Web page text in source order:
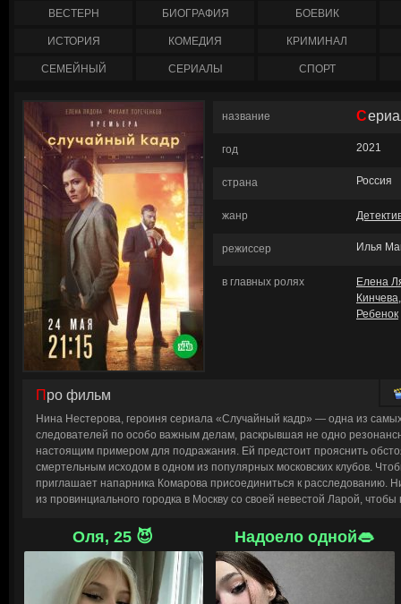
ВЕСТЕРН БИОГРАФИЯ БОЕВИК
ИСТОРИЯ КОМЕДИЯ КРИМИНАЛ
СЕМЕЙНЫЙ СЕРИАЛЫ СПОРТ
название
год 2021
страна Россия
жанр
режиссер Илья
в главных ролях
Елена
Кинчева
Ребенок
Про фильм
Нина Нестерова, героиня сериала «Случайный кадр» — одна из
следователей по особо важным делам, раскрывшая не одно
настоящим примером для подражания. Ей предстоит прояснить
смертельным исходом в одном из популярных московских клубов.
приглашает напарника Комарова присоединиться к расследованию.
из провинциального городка в Москву со своей невестой Ларой,
политической партии. Коллега начинает активные следственные
причастности предпринимателя.
В ходе следствия на поверхность всплывает ряд очень интересных
похищают Лару. Сам Никита не сразу понял, что его любимая
Оля, 25 😈 Надоело одной👄